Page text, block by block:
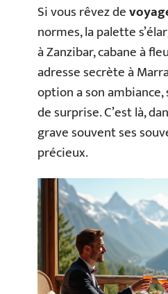
Si vous rêvez de
normes, la palette
à Zanzibar, cabane à
adresse secrète à
option a son ambiance,
de surprise. C’est là,
grave souvent ses
précieux.